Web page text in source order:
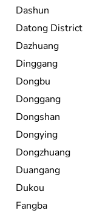
Dashun
Datong District
Dazhuang
Dinggang
Dongbu
Donggang
Dongshan
Dongying
Dongzhuang
Duangang
Dukou
Fangba